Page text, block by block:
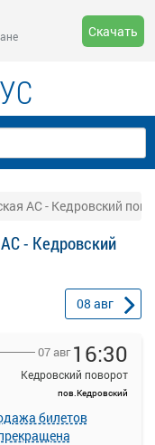
Скачать
АС - Кедровский
- Кедровский
08 авг
07 авг 16:30
Кедровский поворот
пов.Кедровский
билетов
с расписанием и
АС - Кедровский